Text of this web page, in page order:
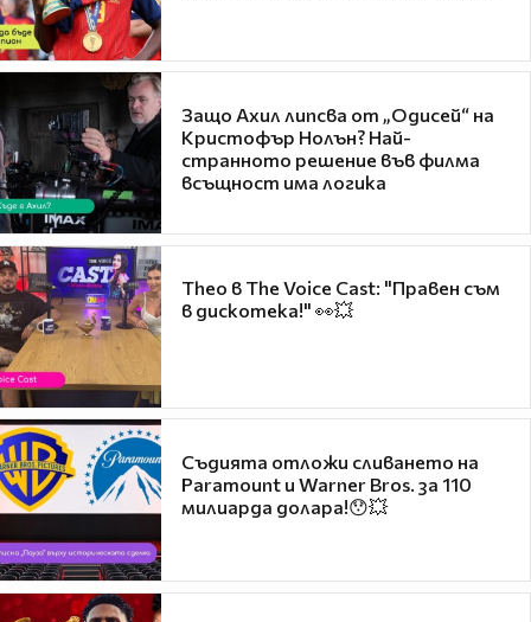
Защо Ахил липсва от „Одисей“ на
Кристофър Нолън? Най-
странното решение във филма
всъщност има логика
Theo в The Voice Cast: "Правен съм
в дискотека!" 👀💥
Съдията отложи сливането на
Paramount и Warner Bros. за 110
милиарда долара!😯💥